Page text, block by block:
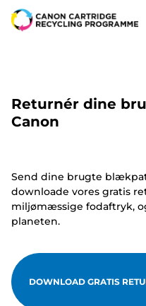
Returnér dine
Canon
Send dine brugte
downloade vores gratis
miljømæssige fodaftryk,
planeten.
DOWNLOAD GRATIS